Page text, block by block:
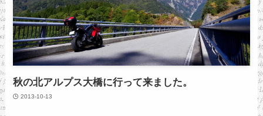
秋の北アルプス大橋に行って来ました。
2013-10-13